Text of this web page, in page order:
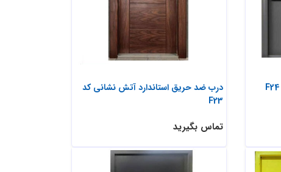
درب ضد حریق استاندارد آتش نشانی کد
F23
تماس بگیرید